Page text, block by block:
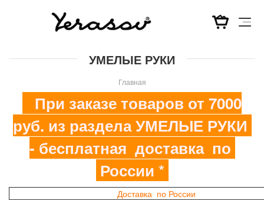
УМЕЛЫЕ РУКИ
Главная
При заказе товаров от 7000
руб. из раздела УМЕЛЫЕ РУКИ
- бесплатная доставка по
России *
Доставка по России